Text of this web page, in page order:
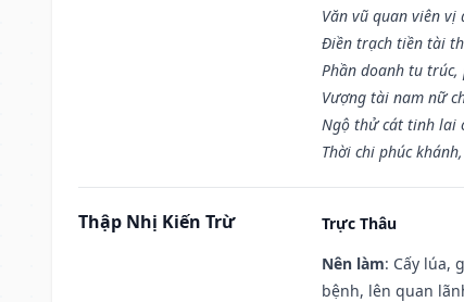
Văn vũ quan viên vị
Điền trạch tiền tài
Phần doanh tu
Vượng tài nam nữ
Ngộ thử cát tinh lai
Thời chi phúc
Thập Nhị Kiến Trừ
Trực Thâu
Nên làm: Cấy lúa,
bệnh, lên quan